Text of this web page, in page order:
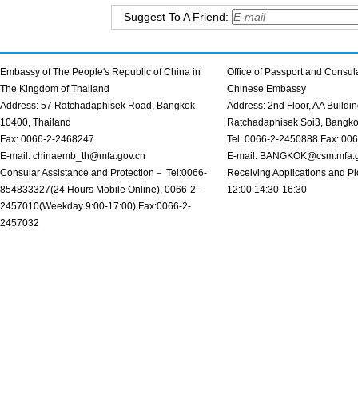
Suggest To A Friend:
Embassy of The People's Republic of China in
The Kingdom of Thailand
Address: 57 Ratchadaphisek Road, Bangkok
10400, Thailand
Fax: 0066-2-2468247
E-mail: chinaemb_th@mfa.gov.cn
Consular Assistance and Protection－ Tel:0066-
854833327(24 Hours Mobile Online), 0066-2-
2457010(Weekday 9:00-17:00) Fax:0066-2-
2457032
Office of Passport and
Chinese Embassy
Address: 2nd Floor, AA
Ratchadaphisek Soi3,
Tel: 0066-2-2450888 Fax:
E-mail:
Receiving Applications and
12:00 14:30-16:30